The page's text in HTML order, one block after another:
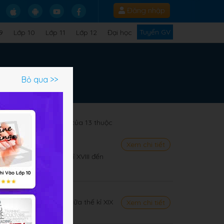
Đăng nhập
Lớp 10 Lớp 11 Lớp 12 Đại học Tuyển GV
tranh giành độc lập của 13 thuộc
cuối thế kỉ XVIII
(Nửa sau thế kỉ XVIII đến
Xem chi tiết
sau thế kỉ XVI đến giữa thế kỉ XIX Xem chi tiết
Bỏ qua >>